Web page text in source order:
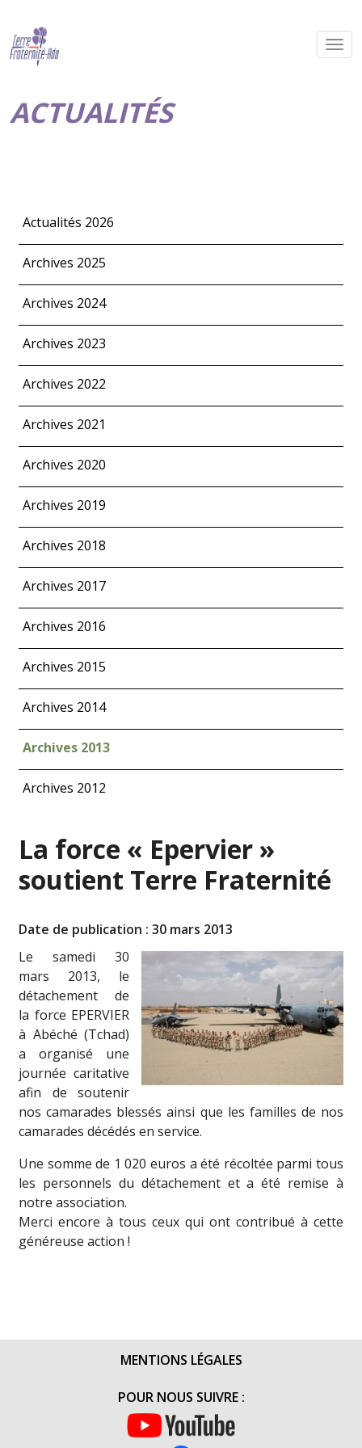
ACTUALITÉS
Actualités 2026
Archives 2025
Archives 2024
Archives 2023
Archives 2022
Archives 2021
Archives 2020
Archives 2019
Archives 2018
Archives 2017
Archives 2016
Archives 2015
Archives 2014
Archives 2013
Archives 2012
La force « Epervier »
soutient Terre Fraternité
Date de publication : 30 mars 2013
Le samedi 30
mars 2013, le
détachement de
la force EPERVIER
à Abéché (Tchad)
a organisé une
journée caritative
afin de soutenir
nos camarades blessés ainsi que les familles de nos
camarades décédés en service.
Une somme de 1 020 euros a été récoltée parmi tous
les personnels du détachement et a été remise à
notre association.
Merci encore à tous ceux qui ont contribué à cette
généreuse action !
MENTIONS LÉGALES
POUR NOUS SUIVRE :